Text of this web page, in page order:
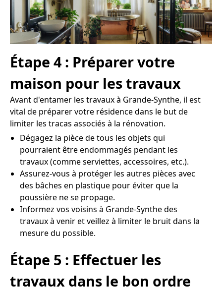
Étape 4 : Préparer votre
maison pour les travaux
Avant d'entamer les travaux à Grande-Synthe, il est
vital de préparer votre résidence dans le but de
limiter les tracas associés à la rénovation.
Dégagez la pièce de tous les objets qui
pourraient être endommagés pendant les
travaux (comme serviettes, accessoires, etc.).
Assurez-vous à protéger les autres pièces avec
des bâches en plastique pour éviter que la
poussière ne se propage.
Informez vos voisins à Grande-Synthe des
travaux à venir et veillez à limiter le bruit dans la
mesure du possible.
Étape 5 : Effectuer les
travaux dans le bon ordre